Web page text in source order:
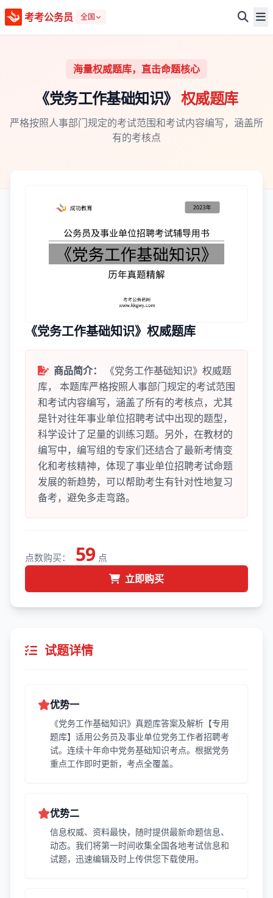
考考公务员 全国
海量权威题库，直击命题核心
《党务工作基础知识》 权威题库
严格按照人事部门规定的考试范围和考试内容编写，涵盖所
有的考核点
《党务工作基础知识》权威题库
商品简介：
《党务工作基础知识》权威题
库， 本题库严格按照人事部门规定的考试范围
和考试内容编写，涵盖了所有的考核点，尤其
是针对往年事业单位招聘考试中出现的题型，
科学设计了足量的训练习题。另外，在教材的
编写中，编写组的专家们还结合了最新考情变
化和考核精神，体现了事业单位招聘考试命题
发展的新趋势，可以帮助考生有针对性地复习
备考，避免多走弯路。
点数购买： 59 点
立即购买
试题详情
优势一
《党务工作基础知识》真题库答案及解析【专用
题库】适用公务员及事业单位党务工作者招聘考
试。连续十年命中党务基础知识考点。根据党务
重点工作即时更新，考点全覆盖。
优势二
信息权威、资料最快，随时提供最新命题信息、
动态。我们将第一时间收集全国各地考试信息和
试题，迅速编辑及时上传供您下载使用。